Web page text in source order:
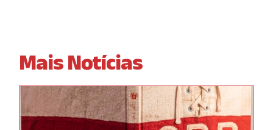
Mais Notícias